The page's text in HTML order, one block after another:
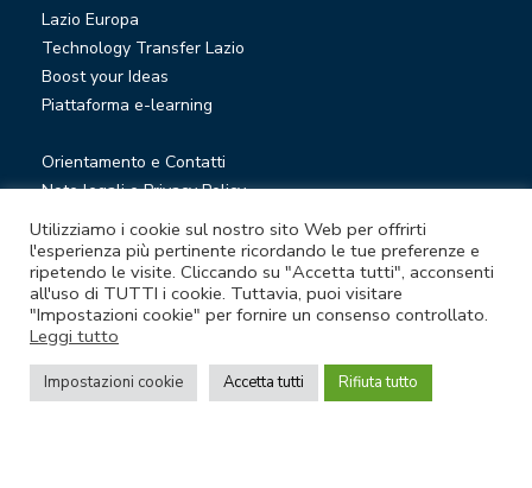
Lazio Europa
Technology Transfer Lazio
Boost your Ideas
Piattaforma e-learning
Orientamento e Contatti
Note legali e Privacy Policy
Privacy Newsletter
Società trasparente
Whistleblowing
© Lazio Innova S.p.A. società soggetta a direzione e
coordinamento della Regione Lazio
Sede legale Via Marco Aurelio 26 A - 00184 Roma
Utilizziamo i cookie sul nostro sito Web per offrirti
l'esperienza più pertinente ricordando le tue preferenze e
ripetendo le visite. Cliccando su "Accetta tutti", acconsenti
all'uso di TUTTI i cookie. Tuttavia, puoi visitare
"Impostazioni cookie" per fornire un consenso controllato.
Leggi tutto
Impostazioni cookie Accetta tutti Rifiuta tutto